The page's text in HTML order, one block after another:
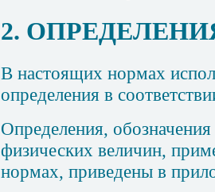
2.
В настоящих нормах
определения в
Определения,
физических величин,
нормах, приведены в